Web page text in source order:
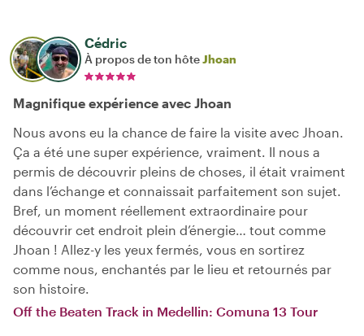
Cédric
À propos de ton hôteJhoan
Magnifique expérience avec Jhoan
Nous avons eu la chance de faire la visite avec Jhoan.
Ça a été une super expérience, vraiment. Il nous a
permis de découvrir pleins de choses, il était vraiment
dans l’échange et connaissait parfaitement son sujet.
Bref, un moment réellement extraordinaire pour
découvrir cet endroit plein d’énergie… tout comme
Jhoan ! Allez-y les yeux fermés, vous en sortirez
comme nous, enchantés par le lieu et retournés par
son histoire.
Off the Beaten Track in Medellin: Comuna 13 Tour